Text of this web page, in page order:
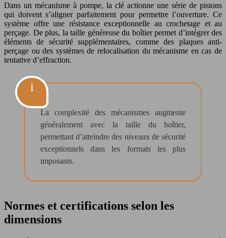
Dans un mécanisme à pompe, la clé actionne une série de pistons
qui doivent s’aligner parfaitement pour permettre l’ouverture. Ce
système offre une résistance exceptionnelle au crochetage et au
perçage. De plus, la taille généreuse du boîtier permet d’intégrer des
éléments de sécurité supplémentaires, comme des plaques anti-
perçage ou des systèmes de relocalisation du mécanisme en cas de
tentative d’effraction.
La complexité des mécanismes augmente
généralement avec la taille du boîtier,
permettant d’atteindre des niveaux de sécurité
exceptionnels dans les formats les plus
imposants.
Normes et certifications selon les
dimensions